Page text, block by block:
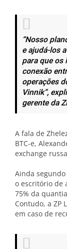
“Nosso
e ajudá-los
para que os
conexão
operações
Vinnik”,
gerente da
A fala de
BTC-e,
exchange
Ainda
o escritório de
75% da
Contudo, a ZP
em caso de